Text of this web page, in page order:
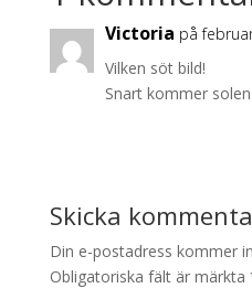
Victoria på
Vilken söt bild!
Snart kommer
Skicka
Din e-postadress kommer
Obligatoriska fält är märkta